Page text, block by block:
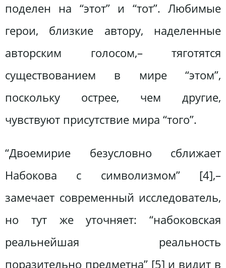
поделен на “этот” и “тот”. Любимые
герои, близкие автору, наделенные
авторским голосом,– тяготятся
существованием в мире “этом”,
поскольку острее, чем другие,
чувствуют присутствие мира “того”.
“Двоемирие безусловно сближает
Набокова с символизмом” [4],–
замечает современный исследователь,
но тут же уточняет: “набоковская
реальнейшая реальность
поразительно предметна” [5] и видит в